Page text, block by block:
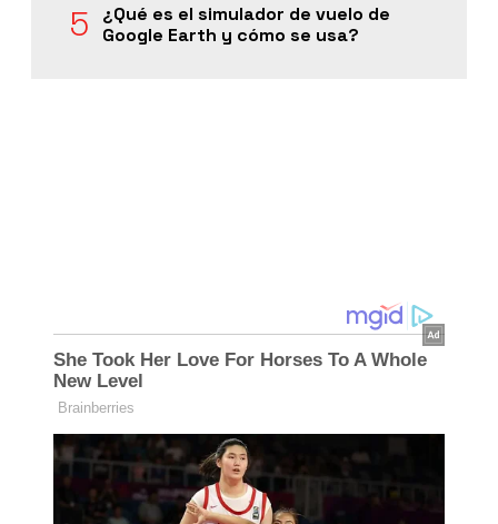
¿Qué es el simulador de vuelo de
Google Earth y cómo se usa?